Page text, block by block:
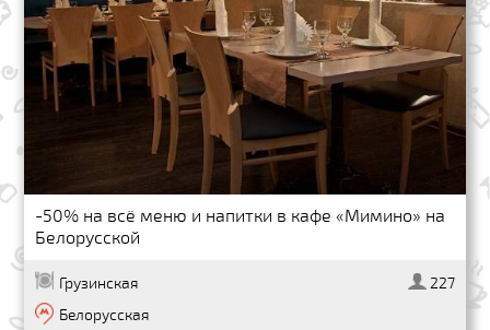
-50% на всё меню и напитки в кафе «Мимино» на
Белорусской
Грузинская
Белорусская
227